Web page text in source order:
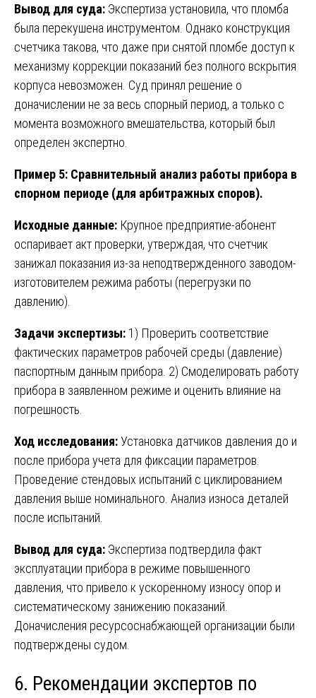
Вывод для суда: Экспертиза установила, что пломба
была перекушена инструментом. Однако конструкция
счетчика такова, что даже при снятой пломбе доступ к
механизму коррекции показаний без полного вскрытия
корпуса невозможен. Суд принял решение о
доначислении не за весь спорный период, а только с
момента возможного вмешательства, который был
определен экспертно.
Пример 5: Сравнительный анализ работы прибора в
спорном периоде (для арбитражных споров).
Исходные данные: Крупное предприятие-абонент
оспаривает акт проверки, утверждая, что счетчик
занижал показания из-за неподтвержденного заводом-
изготовителем режима работы (перегрузки по
давлению).
Задачи экспертизы: 1) Проверить соответствие
фактических параметров рабочей среды (давление)
паспортным данным прибора. 2) Смоделировать работу
прибора в заявленном режиме и оценить влияние на
погрешность.
Ход исследования:Установка датчиков давления до и
после прибора учета для фиксации параметров.
Проведение стендовых испытаний с циклированием
давления выше номинального. Анализ износа деталей
после испытаний.
Вывод для суда: Экспертиза подтвердила факт
эксплуатации прибора в режиме повышенного
давления, что привело к ускоренному износу опор и
систематическому занижению показаний.
Доначисления ресурсоснабжающей организации были
подтверждены судом.
6. Рекомендации экспертов по